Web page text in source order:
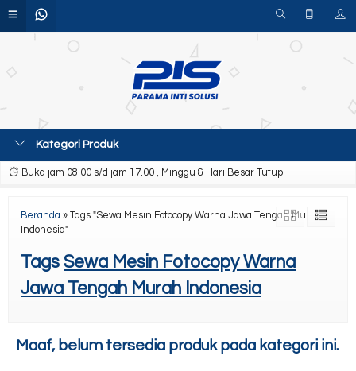
Kategori Produk
Buka jam 08.00 s/d jam 17.00 , Minggu & Hari Besar Tutup
Beranda » Tags "Sewa Mesin Fotocopy Warna Jawa Tengah Murah
Indonesia"
Tags Sewa Mesin Fotocopy Warna
Jawa Tengah Murah Indonesia
Maaf, belum tersedia produk pada kategori ini.